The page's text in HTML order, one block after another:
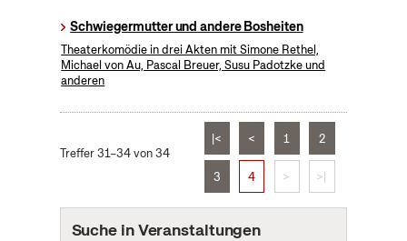
Schwiegermutter und andere Bosheiten
Theaterkomödie in drei Akten mit Simone Rethel,
Michael von Au, Pascal Breuer, Susu Padotzke und
anderen
Treffer 31–34 von 34
|< < 1 2
3 4 > >|
Suche in Veranstaltungen